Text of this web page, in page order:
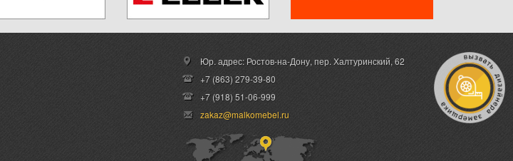
Юр. адрес: Ростов-на-Дону,пер. Халтуринский, 62
+7 (863) 279-39-80
+7 (918) 51-06-999
zakaz@malkomebel.ru